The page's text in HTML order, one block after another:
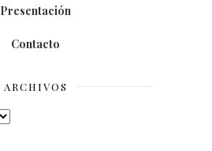
Presentación
Contacto
ARCHIVOS